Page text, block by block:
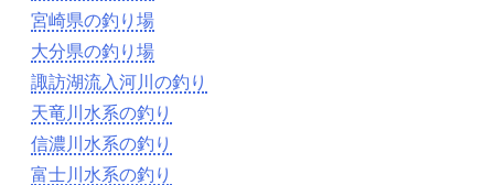
宮崎県の釣り場
大分県の釣り場
諏訪湖流入河川の釣り
天竜川水系の釣り
信濃川水系の釣り
富士川水系の釣り